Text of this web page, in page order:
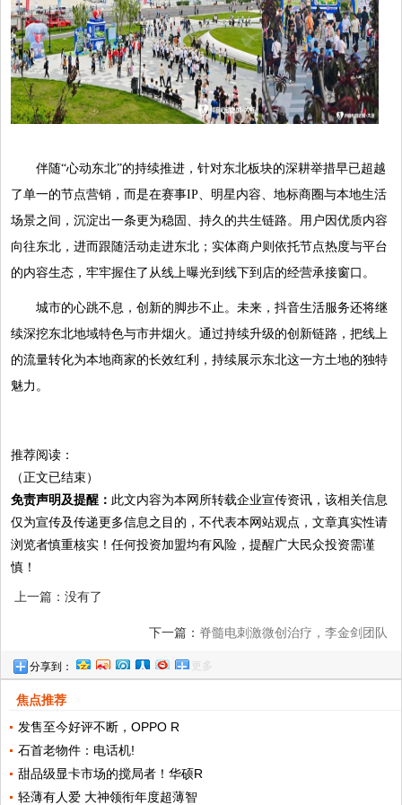
伴随“心动东北”的持续推进，针对东北板块的深耕举措早已超越
了单一的节点营销，而是在赛事IP、明星内容、地标商圈与本地生活
场景之间，沉淀出一条更为稳固、持久的共生链路。用户因优质内容
向往东北，进而跟随活动走进东北；实体商户则依托节点热度与平台
的内容生态，牢牢握住了从线上曝光到线下到店的经营承接窗口。
城市的心跳不息，创新的脚步不止。未来，抖音生活服务还将继
续深挖东北地域特色与市井烟火。通过持续升级的创新链路，把线上
的流量转化为本地商家的长效红利，持续展示东北这一方土地的独特
魅力。
推荐阅读：
（正文已结束）
免责声明及提醒： 此文内容为本网所转载企业宣传资讯，该相关信息
仅为宣传及传递更多信息之目的，不代表本网站观点，文章真实性请
浏览者慎重核实！任何投资加盟均有风险，提醒广大民众投资需谨
慎！
上一篇：没有了
下一篇： 脊髓电刺激微创治疗，李金剑团队
分享到： 更多
焦点推荐
发售至今好评不断，OPPO R
石首老物件：电话机!
甜品级显卡市场的搅局者！华硕R
轻薄有人爱 大神领衔年度超薄智